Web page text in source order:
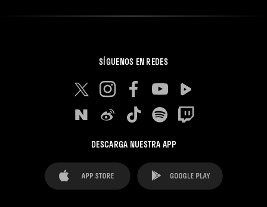
SÍGUENOS EN REDES
DESCARGA NUESTRA APP